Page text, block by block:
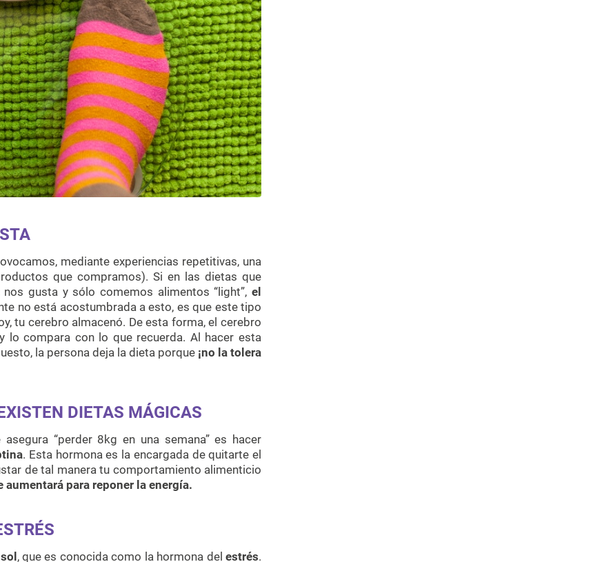
mediante experiencias repetitivas, una
que compramos). Si en las dietas que
gusta y sólo comemos alimentos “light”, el
no está acostumbrada a esto, es que este tipo
tu cerebro almacenó. De esta forma, el cerebro
lo compara con lo que recuerda. Al hacer esta
la persona deja la dieta porque ¡no la tolera
DIETAS MÁGICAS
“perder 8kg en una semana” es hacer
. Esta hormona es la encargada de quitarte el
de tal manera tu comportamiento alimenticio
aumentará para reponer la energía.
, que es conocida como la hormona del estrés.